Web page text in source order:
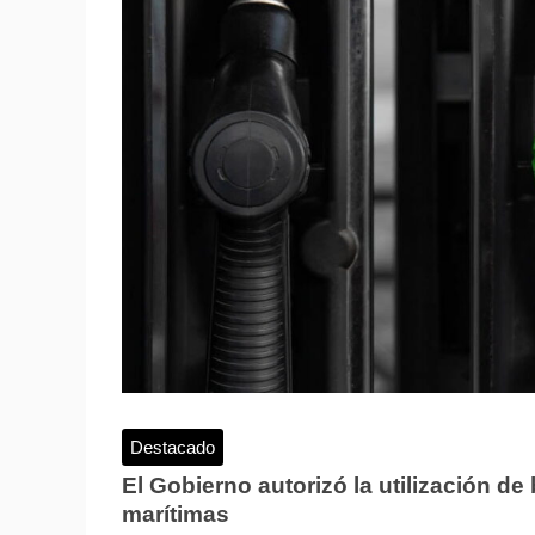
Destacado
El Gobierno autorizó la utilización
marítimas